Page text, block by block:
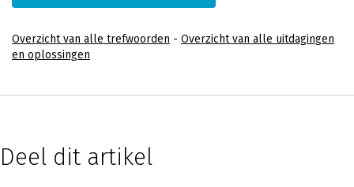
Overzicht van alle trefwoorden - Overzicht van alle uitdagingen
en oplossingen
Deel dit artikel